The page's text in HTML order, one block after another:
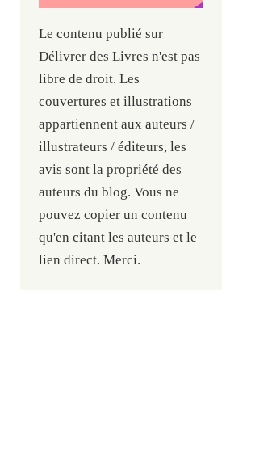
Le contenu publié sur
Délivrer des Livres n'est pas
libre de droit. Les
couvertures et illustrations
appartiennent aux auteurs /
illustrateurs / éditeurs, les
avis sont la propriété des
auteurs du blog. Vous ne
pouvez copier un contenu
qu'en citant les auteurs et le
lien direct. Merci.